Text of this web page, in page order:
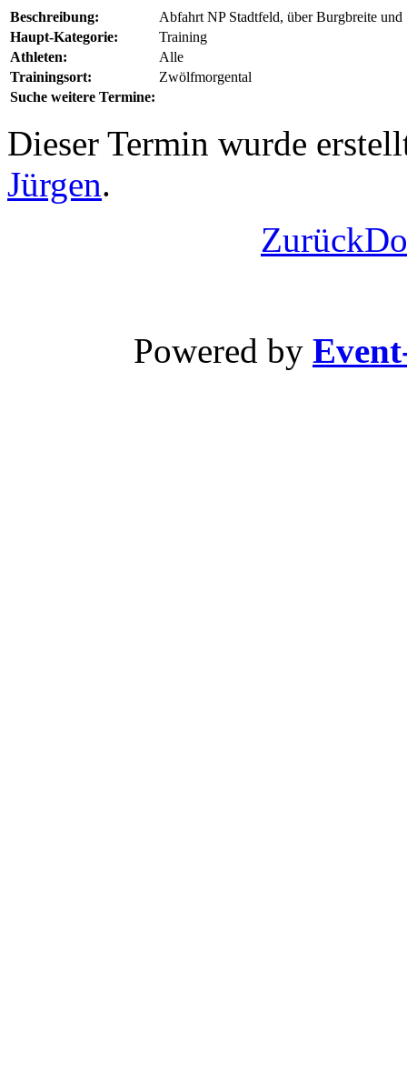
Beschreibung:
Abfahrt NP Stadtfeld, über Burgbreite
Haupt-Kategorie:
Training
Athleten:
Alle
Trainingsort:
Zwölfmorgental
Suche weitere Termine:
Dieser Termin wurde
Jürgen.
Zurück
Powered by